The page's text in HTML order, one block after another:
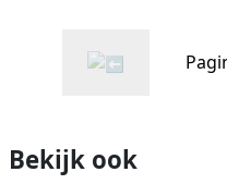
Bekijk ook